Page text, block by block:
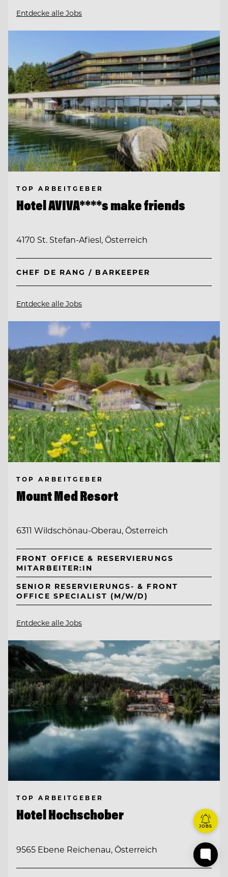
Entdecke alle Jobs
TOP ARBEITGEBER
Hotel AVIVA****s make friends
4170 St. Stefan-Afiesl, Österreich
CHEF DE RANG / BARKEEPER
Entdecke alle Jobs
TOP ARBEITGEBER
Mount Med Resort
6311 Wildschönau-Oberau, Österreich
FRONT OFFICE & RESERVIERUNGS
MITARBEITER:IN
SENIOR RESERVIERUNGS- & FRONT
OFFICE SPECIALIST (M/W/D)
Entdecke alle Jobs
TOP ARBEITGEBER
Hotel Hochschober
9565 Ebene Reichenau, Österreich
JOBS